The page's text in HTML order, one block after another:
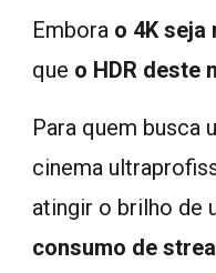
Embora o 4K seja
que o HDR deste
Para quem busca
cinema
atingir o brilho de
consumo de